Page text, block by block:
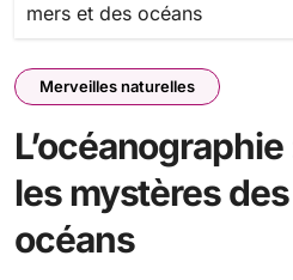
mers et des océans
Merveilles naturelles
les mystères
océans